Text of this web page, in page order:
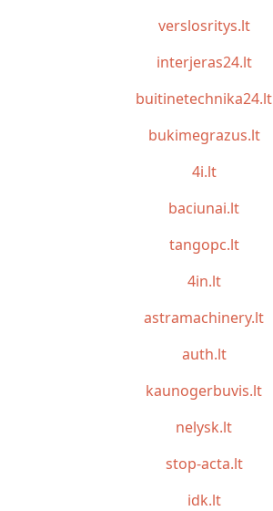
verslosritys.lt
interjeras24.lt
buitinetechnika24.lt
bukimegrazus.lt
4i.lt
baciunai.lt
tangopc.lt
4in.lt
astramachinery.lt
auth.lt
kaunogerbuvis.lt
nelysk.lt
stop-acta.lt
idk.lt